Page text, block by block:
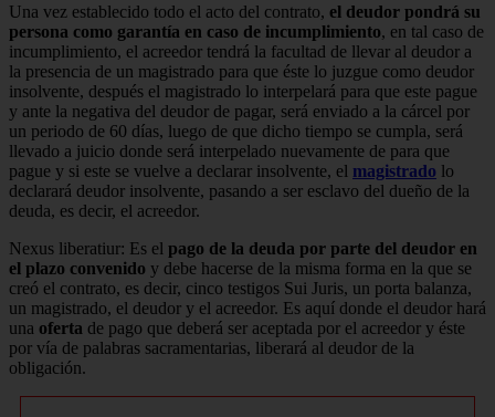
Una vez establecido todo el acto del contrato, el deudor pondrá su
persona como garantía en caso de incumplimiento, en tal caso de
incumplimiento, el acreedor tendrá la facultad de llevar al deudor a
la presencia de un magistrado para que éste lo juzgue como deudor
insolvente, después el magistrado lo interpelará para que este pague
y ante la negativa del deudor de pagar, será enviado a la cárcel por
un periodo de 60 días, luego de que dicho tiempo se cumpla, será
llevado a juicio donde será interpelado nuevamente de para que
pague y si este se vuelve a declarar insolvente, el magistrado lo
declarará deudor insolvente, pasando a ser esclavo del dueño de la
deuda, es decir, el acreedor.
Nexus liberatiur: Es el pago de la deuda por parte del deudor en
el plazo convenido y debe hacerse de la misma forma en la que se
creó el contrato, es decir, cinco testigos Sui Juris, un porta balanza,
un magistrado, el deudor y el acreedor. Es aquí donde el deudor hará
una oferta de pago que deberá ser aceptada por el acreedor y éste
por vía de palabras sacramentarias, liberará al deudor de la
obligación.